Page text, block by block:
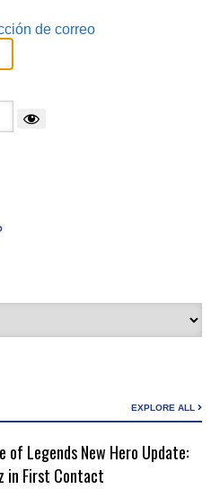
de correo
EXPLORE ALL
of Legends New Hero Update:
in First Contact